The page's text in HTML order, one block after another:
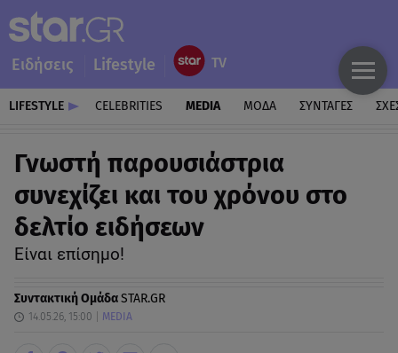
Ειδήσεις Lifestyle
LIFESTYLE CELEBRITIES MEDIA ΜΟΔΑ ΣΥΝΤΑΓΕΣ
Γνωστή παρουσιάστρια
συνεχίζει και του χρόνου στο
δελτίο ειδήσεων
Είναι επίσημο!
Συντακτική ΟμάδαSTAR.GR
14.05.26, 15:00 MEDIA